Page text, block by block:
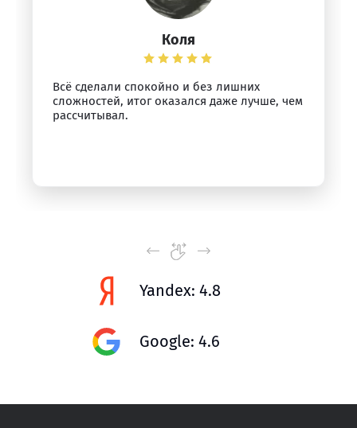
Коля
Всё сделали спокойно и без лишних
сложностей, итог оказался даже лучше, чем
рассчитывал.
Yandex: 4.8
Google: 4.6